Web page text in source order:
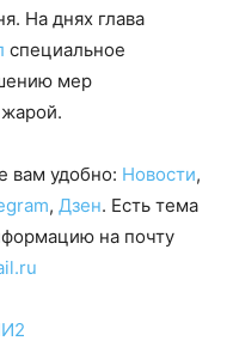
На днях глава
специальное
мер
жарой.
вам удобно: Новости,
, Дзен. Есть тема
на почту